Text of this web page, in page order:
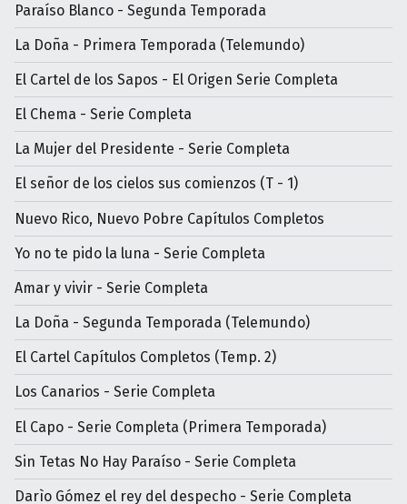
Paraíso Blanco - Segunda Temporada
La Doña - Primera Temporada (Telemundo)
El Cartel de los Sapos - El Origen Serie Completa
El Chema - Serie Completa
La Mujer del Presidente - Serie Completa
El señor de los cielos sus comienzos (T - 1)
Nuevo Rico, Nuevo Pobre Capítulos Completos
Yo no te pido la luna - Serie Completa
Amar y vivir - Serie Completa
La Doña - Segunda Temporada (Telemundo)
El Cartel Capítulos Completos (Temp. 2)
Los Canarios - Serie Completa
El Capo - Serie Completa (Primera Temporada)
Sin Tetas No Hay Paraíso - Serie Completa
Darìo Gómez el rey del despecho - Serie Completa